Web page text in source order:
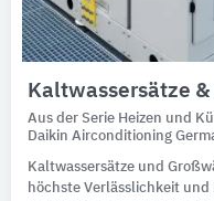
Kaltwassersätze
Aus der Serie Heizen und
Daikin Airconditioning
Kaltwassersätze und
höchste Verlässlichkeit